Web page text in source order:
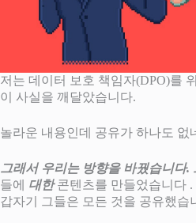
저는 데이터 보호 책임자(DPO)를
이 사실을 깨달았습니다.
놀라운 내용인데 공유가 하나도 없
그래서 우리는 방향을 바꿨습니다.
들에 대한콘텐츠를 만들었습니다 .
갑자기 그들은 모든 것을 공유했습